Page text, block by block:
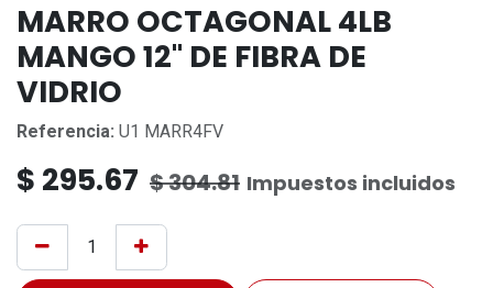
MARRO OCTAGONAL 4LB
MANGO 12" DE FIBRA DE
VIDRIO
Referencia: U1 MARR4FV
$ 295.67 $304.81 Impuestos incluidos